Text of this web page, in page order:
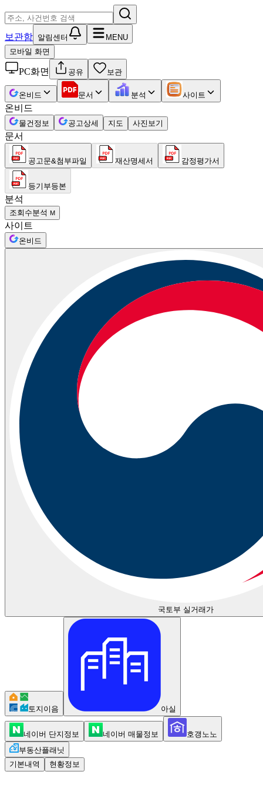
보관함 알림센터
MENU
모바일 화면
PC화면 공유 보관
온비드 문서 분석 사이트
온비드
물건정보 공고상세 지도 사진보기
문서
공고문&첨부파일 재산명세서 감정평가서
등기부등본
분석
조회수분석 M
사이트
온비드
국토부 실거래가
토지이음 아실
네이버 단지정보 네이버 매물정보
호갱노노
부동산플래닛
기본내역
현황정보